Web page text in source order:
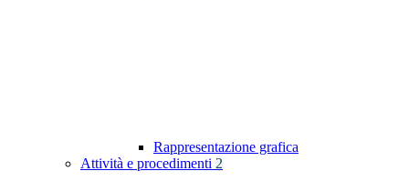
Rappresentazione grafica
Attività e procedimenti 2